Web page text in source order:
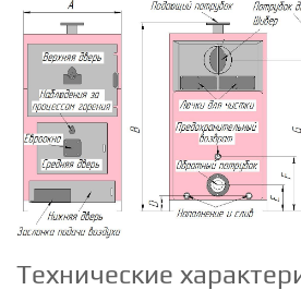
Технические